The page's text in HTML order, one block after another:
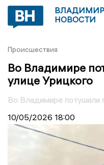
НОВОСТИ
Происшествия
Во Владимире
улице Урицкого
Во Владимире потушили
10/05/2026 18:00